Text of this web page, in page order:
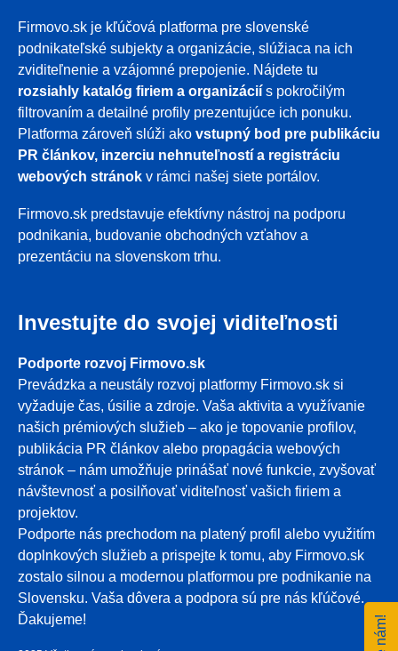
Firmovo.sk je kľúčová platforma pre slovenské
podnikateľské subjekty a organizácie, slúžiaca na ich
zviditeľnenie a vzájomné prepojenie. Nájdete tu
rozsiahly katalóg firiem a organizácií s pokročilým
filtrovaním a detailné profily prezentujúce ich ponuku.
Platforma zároveň slúži ako vstupný bod pre publikáciu
PR článkov, inzerciu nehnuteľností a registráciu
webových stránok v rámci našej siete portálov.
Firmovo.sk predstavuje efektívny nástroj na podporu
podnikania, budovanie obchodných vzťahov a
prezentáciu na slovenskom trhu.
Investujte do svojej viditeľnosti
Podporte rozvoj Firmovo.sk
Prevádzka a neustály rozvoj platformy Firmovo.sk si
vyžaduje čas, úsilie a zdroje. Vaša aktivita a využívanie
našich prémiových služieb – ako je topovanie profilov,
publikácia PR článkov alebo propagácia webových
stránok – nám umožňuje prinášať nové funkcie, zvyšovať
návštevnosť a posilňovať viditeľnosť vašich firiem a
projektov.
Podporte nás prechodom na platený profil alebo využitím
doplnkových služieb a prispejte k tomu, aby Firmovo.sk
zostalo silnou a modernou platformou pre podnikanie na
Slovensku. Vaša dôvera a podpora sú pre nás kľúčové.
Ďakujeme!